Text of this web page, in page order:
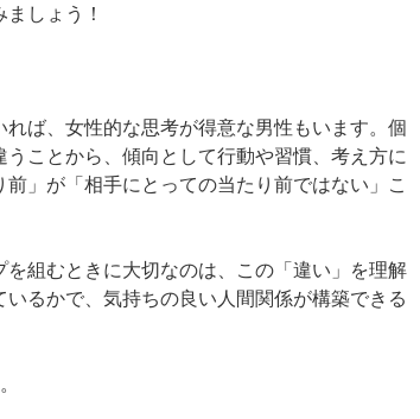
しょう！
ば、女性的な思考が得意な男性もいます。個
ことから、傾向として行動や習慣、考え方に
」が「相手にとっての当たり前ではない」こ
組むときに大切なのは、この「違い」を理解
るかで、気持ちの良い人間関係が構築できる